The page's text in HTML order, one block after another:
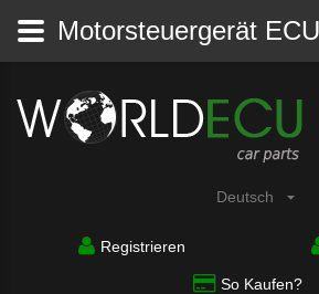
Deutsch
Registrieren
So Kaufen?